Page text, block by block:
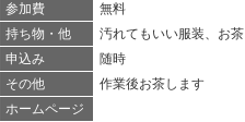
参加費
無料
持ち物・他
汚れてもいい服装、お茶
申込み
随時
その他
作業後お茶します
ホームページ